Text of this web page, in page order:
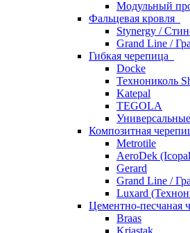
Модульный
Фальцевая кровля
Stynergy /
Grand Line /
Гибкая черепица
Docke
Технониколь
Katepal
TEGOLA
Композитная
Metrotile
AeroDek
Gerard
Grand Line /
Luxard
Цементно-песчаная
Braas
Kriastak